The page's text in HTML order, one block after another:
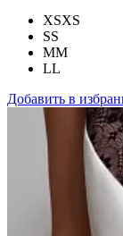
XSXS
SS
MM
LL
Добавить в